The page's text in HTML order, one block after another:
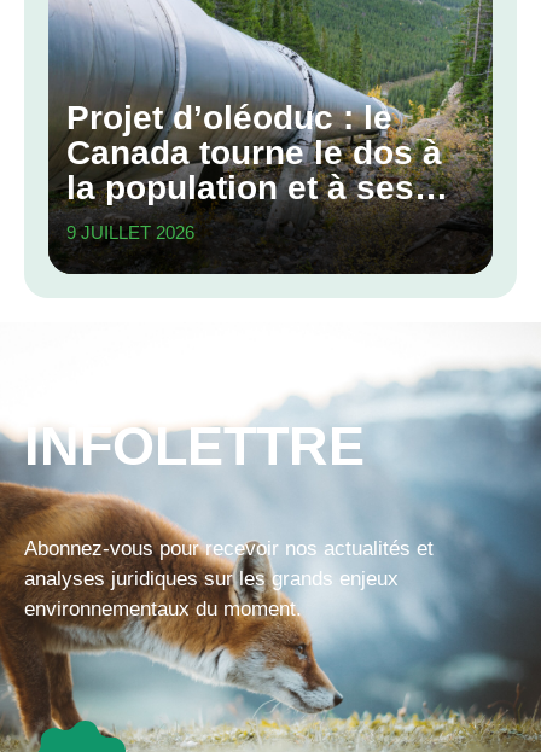
Projet d’oléoduc : le
Canada tourne le dos à
la population et à ses
engagements
climatiques
9 JUILLET 2026
INFOLETTRE
Abonnez-vous pour recevoir nos actualités et
analyses juridiques sur les grands enjeux
environnementaux du moment.